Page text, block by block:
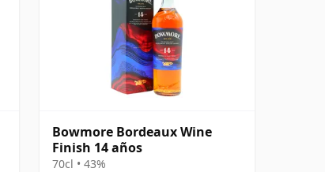
Bowmore Bordeaux Wine
Finish 14 años
70cl • 43%